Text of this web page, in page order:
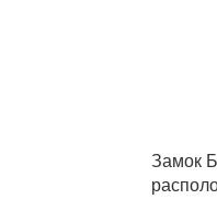
Замок